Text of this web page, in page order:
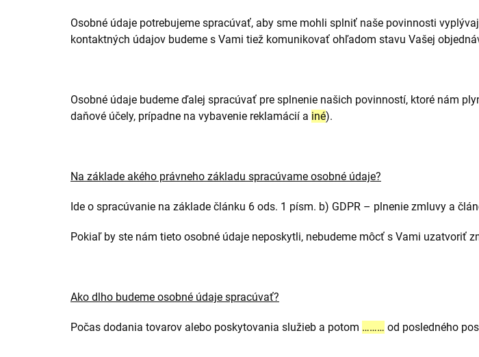
Osobné údaje potrebujeme spracúvať, aby sme mohli splniť naše povinnosti
kontaktných údajov budeme s Vami tiež komunikovať ohľadom stavu Vašej
Osobné údaje budeme ďalej spracúvať pre splnenie našich povinností, ktoré nám
daňové účely, prípadne na vybavenie reklamácií a iné).
Na základe akého právneho základu spracúvame osobné údaje?
Ide o spracúvanie na základe článku 6 ods. 1 písm. b) GDPR – plnenie zmluvy a
Pokiaľ by ste nám tieto osobné údaje neposkytli, nebudeme môcť s Vami uzatvoriť
Ako dlho budeme osobné údaje spracúvať?
Počas dodania tovarov alebo poskytovania služieb a potom ……… od posledného